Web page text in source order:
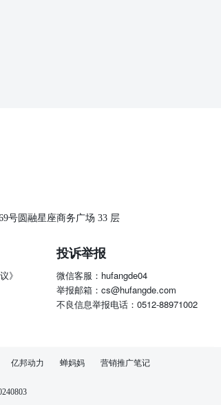
号圆融星座商务广场 33 层
》
投诉举报
微信客服：hufangde04
举报邮箱：cs@hufangde.com
不良信息举报电话：0512-88971002
亿邦动力 蝉妈妈 营销推广笔记